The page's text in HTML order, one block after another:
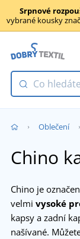
Srpnové
vybrané kousky
Oblečení
Chino
Chino je
velmi vysoké
kapsy a zadní
našívané.